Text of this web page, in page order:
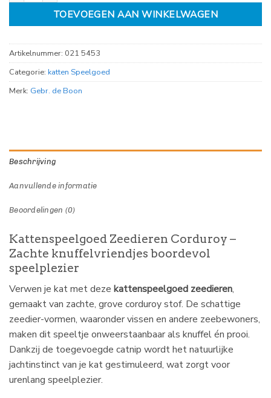
TOEVOEGEN AAN WINKELWAGEN
Artikelnummer: 021 5453
Categorie: katten Speelgoed
Merk: Gebr. de Boon
Beschrijving
Aanvullende informatie
Beoordelingen (0)
Kattenspeelgoed Zeedieren Corduroy –
Zachte knuffelvriendjes boordevol
speelplezier
Verwen je kat met deze kattenspeelgoed zeedieren,
gemaakt van zachte, grove corduroy stof. De schattige
zeedier-vormen, waaronder vissen en andere zeebewoners,
maken dit speeltje onweerstaanbaar als knuffel én prooi.
Dankzij de toegevoegde catnip wordt het natuurlijke
jachtinstinct van je kat gestimuleerd, wat zorgt voor
urenlang speelplezier.